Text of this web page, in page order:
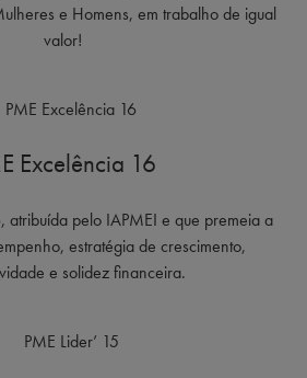
e Homens, em trabalho de igual
valor!
Excelência 16
atribuída pelo IAPMEI e que premeia a
estratégia de crescimento,
e solidez financeira.